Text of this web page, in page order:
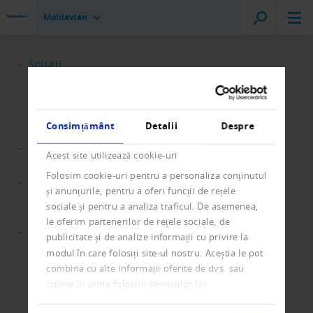
Consimțământ Detalii Despre
Acest site utilizează cookie-uri
Folosim cookie-uri pentru a personaliza conținutul
și anunțurile, pentru a oferi funcții de rețele
sociale și pentru a analiza traficul. De asemenea,
le oferim partenerilor de rețele sociale, de
publicitate și de analize informații cu privire la
modul în care folosiți site-ul nostru. Aceștia le pot
combina cu alte informații oferite de dvs. sau
culese în urma folosirii serviciilor lor.
Moldavian
Solutii
Colectare debite
Colectarea debitelor
Stiri & Noutati
SERVICII ONLINE
Membru Creditreform
Servicii Online
Creditreform
Creditreform Grup
Despre noi
Cariere